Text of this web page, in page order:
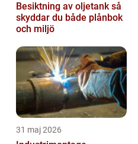
Besiktning av oljetank så
skyddar du både plånbok
och miljö
31 maj 2026